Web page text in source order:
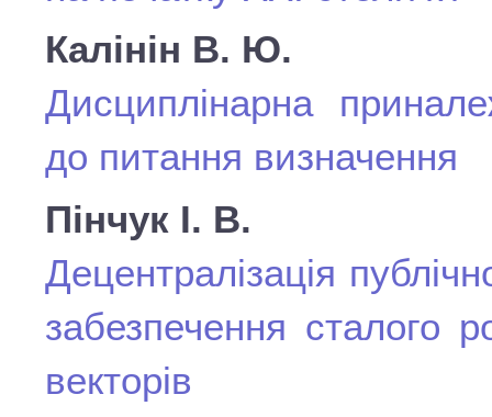
Калінін В. Ю.
Дисциплінарна
до питання визначення
Пінчук І. В.
Децентралізація
забезпечення сталого
векторів